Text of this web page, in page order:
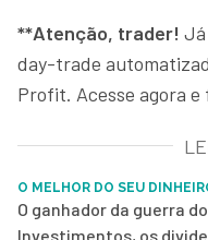
**Atenção, trader! Já
day-trade
Profit. Acesse agora
O MELHOR DO SEU
O ganhador da guerra
Investimentos, os